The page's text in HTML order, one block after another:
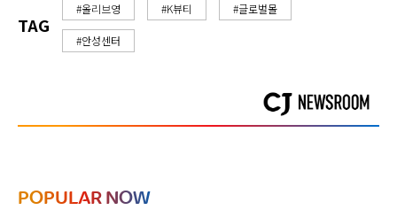
TAG
#올리브영 #K뷰티 #글로벌몰
#안성센터
POPULAR NOW